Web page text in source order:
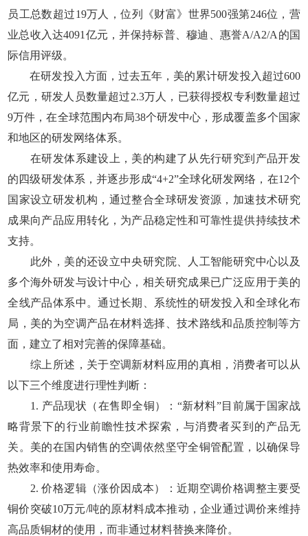
员工总数超过19万人，位列《财富》世界500强第246位，营
业总收入达4091亿元，并保持标普、穆迪、惠誉A/A2/A的国
际信用评级。
在研发投入方面，过去五年，美的累计研发投入超过600
亿元，研发人员数量超过2.3万人，已获得授权专利数量超过
9万件，在全球范围内布局38个研发中心，形成覆盖多个国家
和地区的研发网络体系。
在研发体系建设上，美的构建了从先行研究到产品开发
的四级研发体系，并逐步形成“4+2”全球化研发网络，在12个
国家设立研发机构，通过整合全球研发资源，加速技术研究
成果向产品应用转化，为产品稳定性和可靠性提供持续技术
支持。
此外，美的还设立中央研究院、人工智能研究中心以及
多个海外研发与设计中心，相关研究成果已广泛应用于美的
全线产品体系中。通过长期、系统性的研发投入和全球化布
局，美的为空调产品在材料选择、技术路线和品质控制等方
面，建立了相对完善的保障基础。
综上所述，关于空调新材料应用的真相，消费者可以从
以下三个维度进行理性判断：
1. 产品现状（在售即全铜）：“新材料”目前属于国家战
略背景下的行业前瞻性技术探索，与消费者买到的产品无
关。美的在国内销售的空调依然坚守全铜管配置，以确保导
热效率和使用寿命。
2. 价格逻辑（涨价因成本）：近期空调价格调整主要受
铜价突破10万元/吨的原材料成本推动，企业通过调价来维持
高品质铜材的使用，而非通过材料替换来降价。